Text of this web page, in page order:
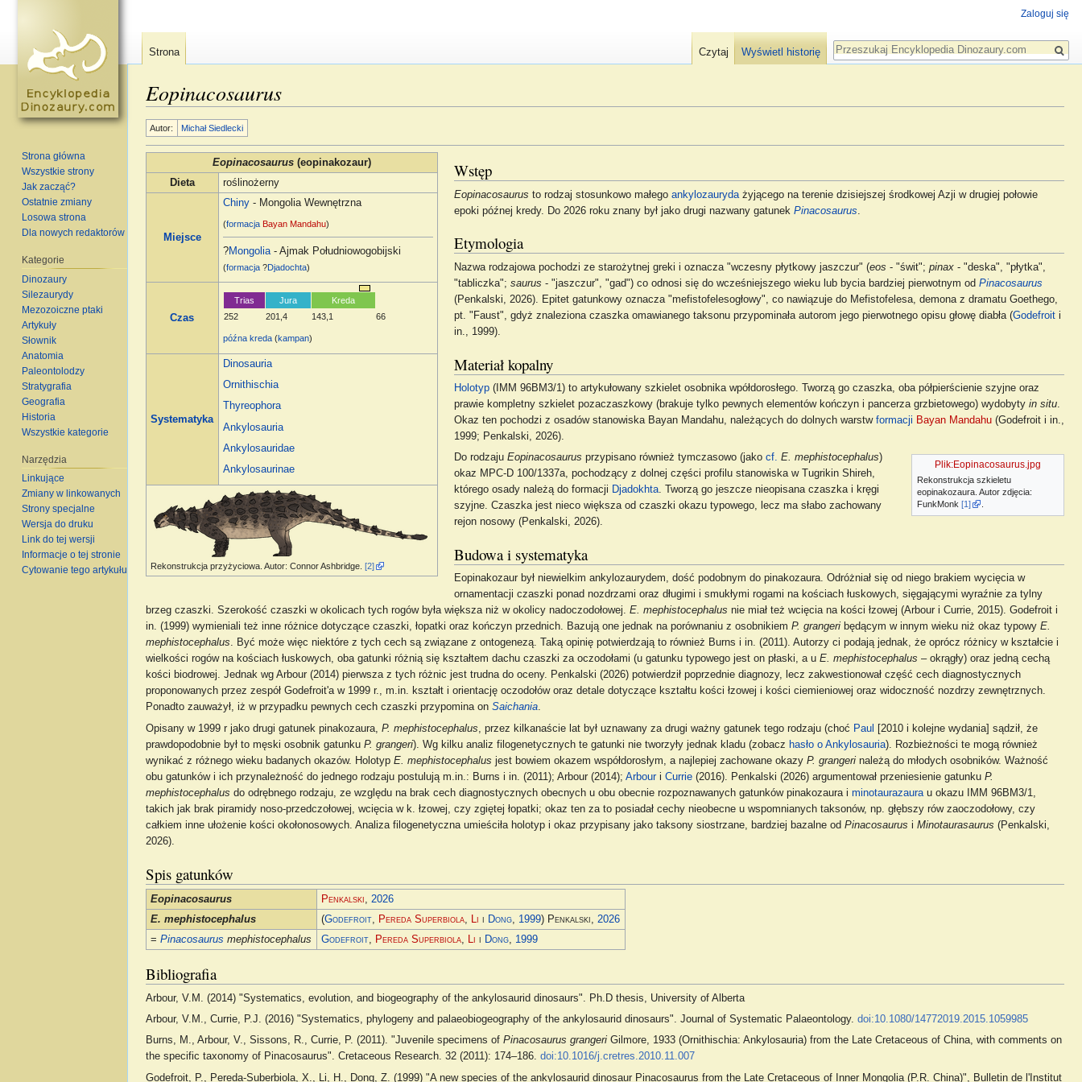
Eopinacosaurus
Autor: Michał Siedlecki
Eopinacosaurus(eopinakozaur)
Dieta
roślinożerny
Miejsce
Chiny - Mongolia Wewnętrzna
(formacja Bayan Mandahu)
?Mongolia - Ajmak Południowogobijski
(formacja ?Djadochta)
Czas
Trias
252
Jura
201,4
Kreda
143,1
66
późna kreda (kampan)
Systematyka
Dinosauria
Ornithischia
Thyreophora
Ankylosauria
Ankylosauridae
Ankylosaurinae
Rekonstrukcja przyżyciowa. Autor: Connor Ashbridge.[2]
Wstęp
Eopinacosaurus to rodzaj stosunkowo małego ankylozaurydażyjącego na terenie dzisiejszej środkowej Azji w drugiej połowie
epoki późnej kredy. Do 2026 roku znany był jako drugi nazwany gatunek Pinacosaurus
Etymologia
Nazwa rodzajowa pochodzi ze starożytnej greki i oznacza "wczesny płytkowy jaszczur" (eos - "świt"; pinax- "deska", "płytka",
"tabliczka"; saurus - "jaszczur", "gad") co odnosi się do wcześniejszego wieku lub bycia bardziej pierwotnym od Pinacosaurus
(Penkalski, 2026). Epitet gatunkowy oznacza "mefistofelesogłowy", co nawiązuje do Mefistofelesa, demona z dramatu Goethego,
pt. "Faust", gdyż znaleziona czaszka omawianego taksonu przypominała autorom jego pierwotnego opisu głowę diabła (Godefroiti
in., 1999).
Materiał kopalny
Holotyp(IMM 96BM3/1) to artykułowany szkielet osobnika wpółdorosłego. Tworzą go czaszka, oba półpierścienie szyjne oraz
prawie kompletny szkielet pozaczaszkowy (brakuje tylko pewnych elementów kończyn i pancerza grzbietowego) wydobyty in situ.
Okaz ten pochodzi z osadów stanowiska Bayan Mandahu, należących do dolnych warstw formacji Bayan Mandahu(Godefroit i in.,
1999; Penkalski, 2026).
Plik:Eopinacosaurus.jpg
Rekonstrukcja szkieletu
eopinakozaura. Autor zdjęcia:
FunkMonk [1] .
Do rodzaju Eopinacosaurus przypisano również tymczasowo (jako cf. E. mephistocephalus)
okaz MPC-D 100/1337a, pochodzący z dolnej części profilu stanowiska w Tugrikin Shireh,
którego osady należą do formacji Djadokhta. Tworzą go jeszcze nieopisana czaszka i kręgi
szyjne. Czaszka jest nieco większa od czaszki okazu typowego, lecz ma słabo zachowany
rejon nosowy (Penkalski, 2026).
Budowa i systematyka
Eopinakozaur był niewielkim ankylozaurydem, dość podobnym do pinakozaura. Odróżniał się od niego brakiem wycięcia w
ornamentacji czaszki ponad nozdrzami oraz długimi i smukłymi rogami na kościach łuskowych, sięgającymi wyraźnie za tylny
brzeg czaszki. Szerokość czaszki w okolicach tych rogów była większa niż w okolicy nadoczodołowej. E. mephistocephalus nie miał też wcięcia na kości łzowej (Arbour i Currie, 2015). Godefroit i
in. (1999) wymieniali też inne różnice dotyczące czaszki, łopatki oraz kończyn przednich. Bazują one jednak na porównaniu z osobnikiem P. grangeribędącym w innym wieku niż okaz typowy E.
mephistocephalus. Być może więc niektóre z tych cech są związane z ontogenezą. Taką opinię potwierdzają to również Burns i in. (2011). Autorzy ci podają jednak, że oprócz różnicy w kształcie i
wielkości rogów na kościach łuskowych, oba gatunki różnią się kształtem dachu czaszki za oczodołami (u gatunku typowego jest on płaski, a u E. mephistocephalus – okrągły) oraz jedną cechą
kości biodrowej. Jednak wg Arbour (2014) pierwsza z tych różnic jest trudna do oceny. Penkalski (2026) potwierdził poprzednie diagnozy, lecz zakwestionował część cech diagnostycznych
proponowanych przez zespół Godefroit'a w 1999 r., m.in. kształt i orientację oczodołów oraz detale dotyczące kształtu kości łzowej i kości ciemieniowej oraz widoczność nozdrzy zewnętrznych.
Ponadto zauważył, iż w przypadku pewnych cech czaszki przypomina on Saichania.
Opisany w 1999 r jako drugi gatunek pinakozaura, P. mephistocephalus , przez kilkanaście lat był uznawany za drugi ważny gatunek tego rodzaju (choć Paul
[2010 i kolejne wydania] sądził, że
prawdopodobnie był to męski osobnik gatunku P. grangeri). Wg kilku analiz filogenetycznych te gatunki nie tworzyły jednak kladu (zobacz hasło o Ankylosauria). Rozbieżności te mogą również
wynikać z różnego wieku badanych okazów. Holotyp E. mephistocephalus jest bowiem okazem współdorosłym, a najlepiej zachowane okazy P. grangerinależą do młodych osobników. Ważność
obu gatunków i ich przynależność do jednego rodzaju postulują m.in.: Burns i in. (2011); Arbour (2014); Arbouri Currie(2016). Penkalski (2026) argumentował przeniesienie gatunku P.
mephistocephalus do odrębnego rodzaju, ze względu na brak cech diagnostycznych obecnych u obu obecnie rozpoznawanych gatunków pinakozaura i minotaurazaurau okazu IMM 96BM3/1,
takich jak brak piramidy noso-przedczołowej, wcięcia w k. łzowej, czy zgiętej łopatki; okaz ten za to posiadał cechy nieobecne u wspomnianych taksonów, np. głębszy rów zaoczodołowy, czy
całkiem inne ułożenie kości okołonosowych. Analiza filogenetyczna umieściła holotyp i okaz przypisany jako taksony siostrzane, bardziej bazalne od Pinacosaurus i Minotaurasaurus (Penkalski,
2026).
Spis gatunków
Eopinacosaurus Penkalski
2026
E. mephistocephalus
(Godefroit Pereda Superbiola Li i Dong 1999) Penkalski
2026
=Pinacosaurus mephistocephalus Godefroit Pereda Superbiola Li i Dong 1999
Bibliografia
Arbour, V.M. (2014) "Systematics, evolution, and biogeography of the ankylosaurid dinosaurs". Ph.D thesis, University of Alberta
Arbour, V.M., Currie, P.J. (2016) "Systematics, phylogeny and palaeobiogeography of the ankylosaurid dinosaurs". Journal of Systematic Palaeontology. doi:10.1080/14772019.2015.1059985
Burns, M., Arbour, V., Sissons, R., Currie, P. (2011). "Juvenile specimens of Pinacosaurus grangeriGilmore, 1933 (Ornithischia: Ankylosauria) from the Late Cretaceous of China, with comments on
the specific taxonomy of Pinacosaurus". Cretaceous Research. 32 (2011): 174–186. doi:10.1016/j.cretres.2010.11.007
Godefroit, P., Pereda-Suberbiola, X., Li, H., Dong, Z. (1999) "A new species of the ankylosaurid dinosaur Pinacosaurus from the Late Cretaceous of Inner Mongolia (P.R. China)", Bulletin de l'Institut
Zaloguj się
Strona Czytaj Wyświetl historię
Szukaj
Strona główna
Wszystkie strony
Jak zacząć?
Ostatnie zmiany
Losowa strona
Dla nowych redaktorów
Kategorie
Dinozaury
Silezaurydy
Mezozoiczne ptaki
Artykuły
Słownik
Anatomia
Paleontolodzy
Stratygrafia
Geografia
Historia
Wszystkie kategorie
Narzędzia
Linkujące
Zmiany w linkowanych
Strony specjalne
Wersja do druku
Link do tej wersji
Informacje o tej stronie
Cytowanie tego artykułu